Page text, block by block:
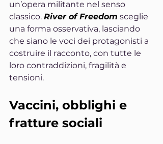
un’opera militante nel senso
classico. River of Freedom sceglie
una forma osservativa, lasciando
che siano le voci dei protagonisti a
costruire il racconto, con tutte le
loro contraddizioni, fragilità e
tensioni.
Vaccini, obblighi e
fratture sociali